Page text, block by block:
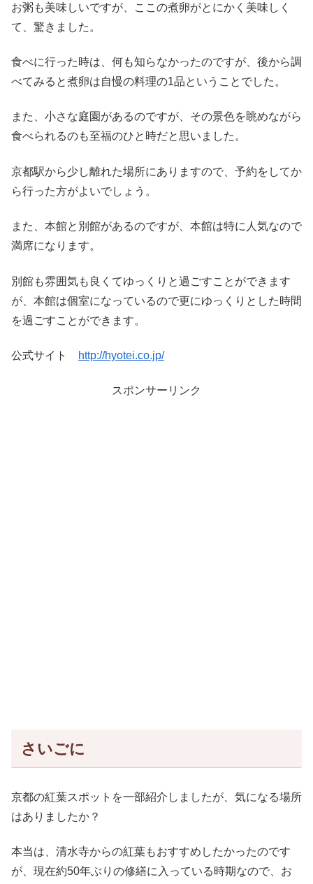
お粥も美味しいですが、ここの煮卵がとにかく美味しく
て、驚きました。
食べに行った時は、何も知らなかったのですが、後から調
べてみると煮卵は自慢の料理の1品ということでした。
また、小さな庭園があるのですが、その景色を眺めながら
食べられるのも至福のひと時だと思いました。
京都駅から少し離れた場所にありますので、予約をしてか
ら行った方がよいでしょう。
また、本館と別館があるのですが、本館は特に人気なので
満席になります。
別館も雰囲気も良くてゆっくりと過ごすことができます
が、本館は個室になっているので更にゆっくりとした時間
を過ごすことができます。
公式サイト http://hyotei.co.jp/
スポンサーリンク
さいごに
京都の紅葉スポットを一部紹介しましたが、気になる場所
はありましたか？
本当は、清水寺からの紅葉もおすすめしたかったのです
が、現在約50年ぶりの修繕に入っている時期なので、お